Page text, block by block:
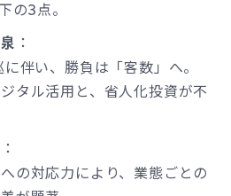
の3点。
：
伴い、勝負は「客数」へ。
タル活用と、省人化投資が不
：
の対応力により、業態ごとの